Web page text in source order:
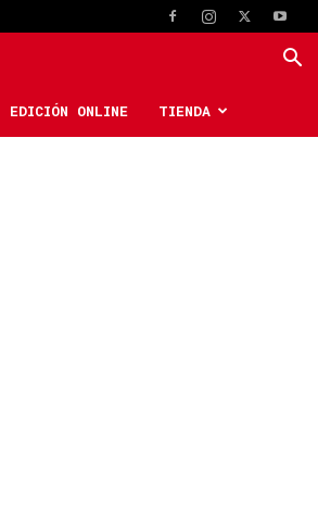
EDICIÓN ONLINE TIENDA